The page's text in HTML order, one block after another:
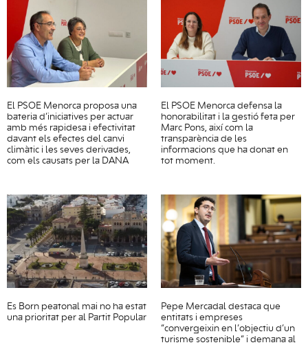
El PSOE Menorca proposa una
bateria d’iniciatives per actuar
amb més rapidesa i efectivitat
davant els efectes del canvi
climàtic i les seves derivades,
com els causats per la DANA
El PSOE Menorca defensa la
honorabilitat i la gestió feta per
Marc Pons, així com la
transparència de les
informacions que ha donat en
tot moment.
Es Born peatonal mai no ha estat
una prioritat per al Partit Popular
Pepe Mercadal destaca que
entitats i empreses
“convergeixin en l’objectiu d’un
turisme sostenible” i demana al